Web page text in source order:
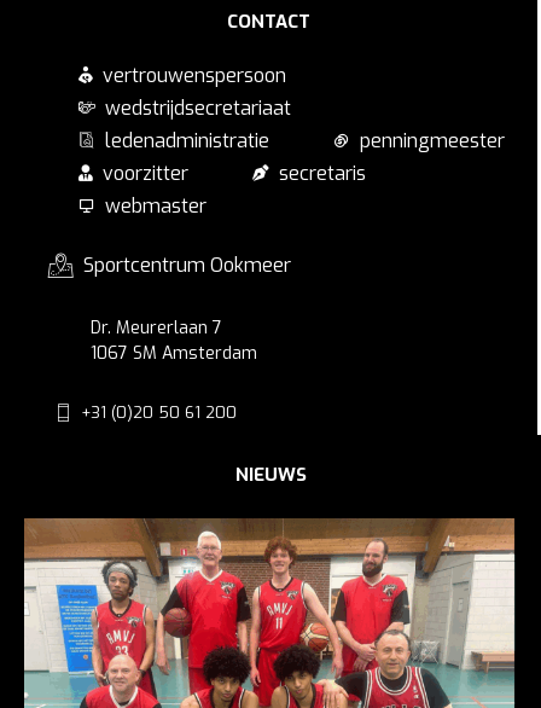
CONTACT
vertrouwenspersoon
wedstrijdsecretariaat
ledenadministratie
penningmeester
voorzitter
secretaris
webmaster
Sportcentrum Ookmeer
Dr. Meurerlaan 7
1067 SM Amsterdam
+31 (0)20 50 61 200
NIEUWS